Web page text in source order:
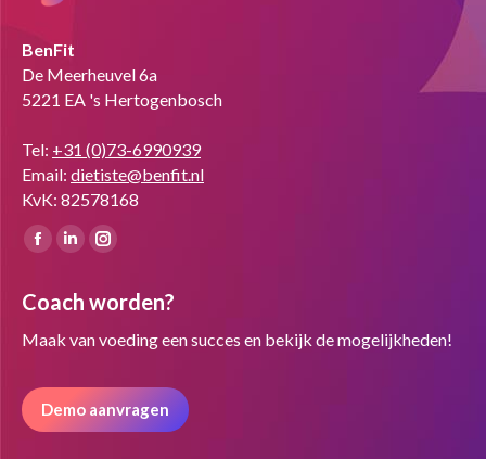
BenFit
De Meerheuvel 6a
5221 EA 's Hertogenbosch
Tel: +31 (0)73-6990939
Email: dietiste@benfit.nl
KvK: 82578168
Vind ons op:
Facebook
opens
in
window
Linkedin
opens
in
window
Instagram
opens
in
window
Coach worden?
Maak van voeding een succes en bekijk de mogelijkheden!
Demo aanvragen